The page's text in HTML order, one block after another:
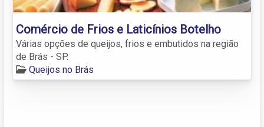
Comércio de Frios e Laticínios Botelho
Várias opções de queijos, frios e embutidos na região
de Brás - SP.
Queijos no Brás